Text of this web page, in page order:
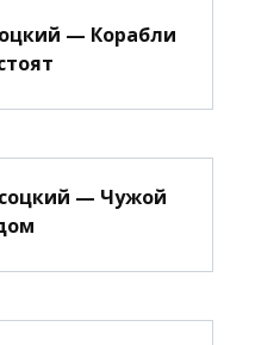
— Корабли
— Чужой